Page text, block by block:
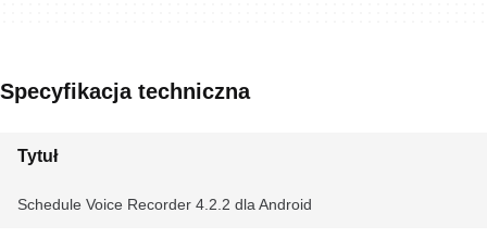
Specyfikacja techniczna
Tytuł
Schedule Voice Recorder 4.2.2 dla Android